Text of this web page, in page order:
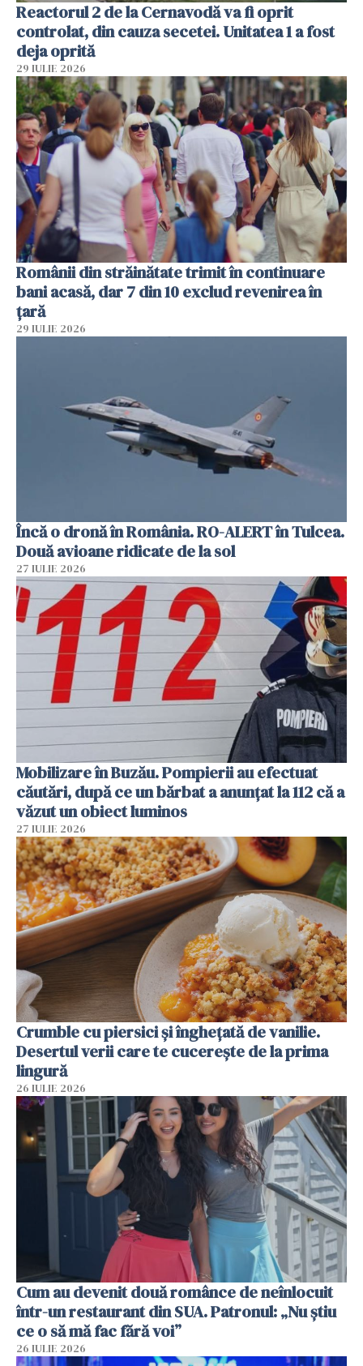
Reactorul 2 de la Cernavodă va fi oprit
controlat, din cauza secetei. Unitatea 1 a fost
deja oprită
29 IULIE 2026
Românii din străinătate trimit în continuare
bani acasă, dar 7 din 10 exclud revenirea în
țară
29 IULIE 2026
Încă o dronă în România. RO-ALERT în Tulcea.
Două avioane ridicate de la sol
27 IULIE 2026
Mobilizare în Buzău. Pompierii au efectuat
căutări, după ce un bărbat a anunțat la 112 că a
văzut un obiect luminos
27 IULIE 2026
Crumble cu piersici și înghețată de vanilie.
Desertul verii care te cucerește de la prima
lingură
26 IULIE 2026
Cum au devenit două românce de neînlocuit
într-un restaurant din SUA. Patronul: „Nu știu
ce o să mă fac fără voi”
26 IULIE 2026